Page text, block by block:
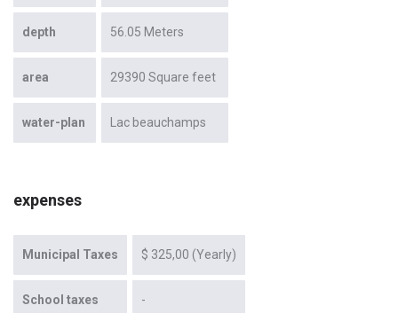
depth 56.05 Meters
area 29390 Square feet
water-plan Lac beauchamps
expenses
Municipal Taxes $ 325,00 (Yearly)
School taxes -